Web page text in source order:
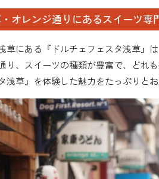
オレンジ通りにあるスイーツ専
草にある『ドルチェフェスタ浅草』
り、スイーツの種類が豊富で、どれ
浅草』を体験した魅力をたっぷりとお